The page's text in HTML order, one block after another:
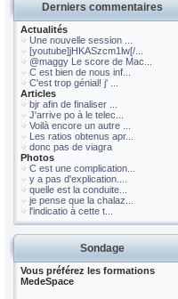
Derniers commentaires
Actualités
Une nouvelle session ...
[youtube]jHKASzcm1lw[/...
@maggy Le score de Mac...
C est bien de nous inf...
C'est trop génial! j' ...
Articles
bjr afin de finaliser ...
J'arrive po à le telec...
Voilà encore un autre ...
Les ratios obtenus apr...
donc pas de viagra
Photos
C est une complication...
y a pas d'explication....
quelle est la conduite...
je pense que la chalaz...
l'indicatio à cette t...
Sondage
Vous préférez les formations
MedeSpace